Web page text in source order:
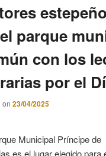
parque
con los
por el
on 23/04/2025
Municipal Príncipe de
es el lugar elegido para